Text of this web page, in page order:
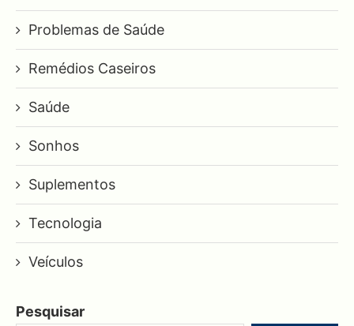
Problemas de Saúde
Remédios Caseiros
Saúde
Sonhos
Suplementos
Tecnologia
Veículos
Pesquisar